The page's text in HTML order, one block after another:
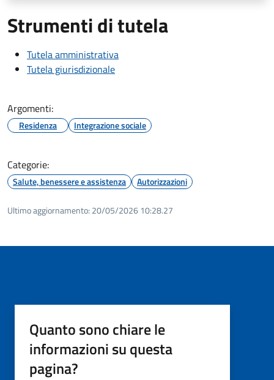
Strumenti di tutela
Tutela amministrativa
Tutela giurisdizionale
Argomenti:
Residenza Integrazione sociale
Categorie:
Salute, benessere e assistenza Autorizzazioni
Ultimo aggiornamento: 20/05/2026 10:28.27
Quanto sono chiare le
informazioni su questa
pagina?